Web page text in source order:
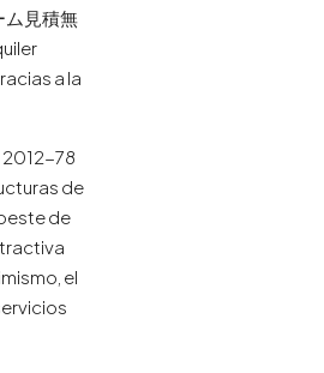
見積無
a la
2012-78
de
de
el